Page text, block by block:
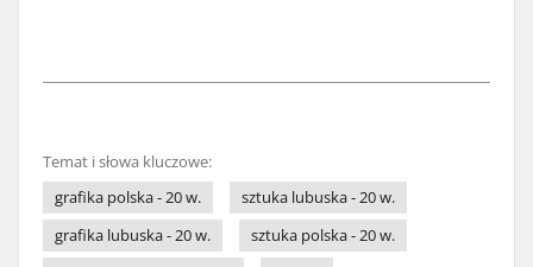
Temat i słowa kluczowe:
grafika polska - 20 w.
sztuka lubuska - 20 w.
grafika lubuska - 20 w.
sztuka polska - 20 w.